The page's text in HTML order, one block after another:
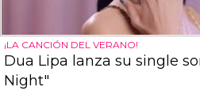
¡LA CANCIÓN DEL VERANO!
Dua Lipa lanza su single
Night"